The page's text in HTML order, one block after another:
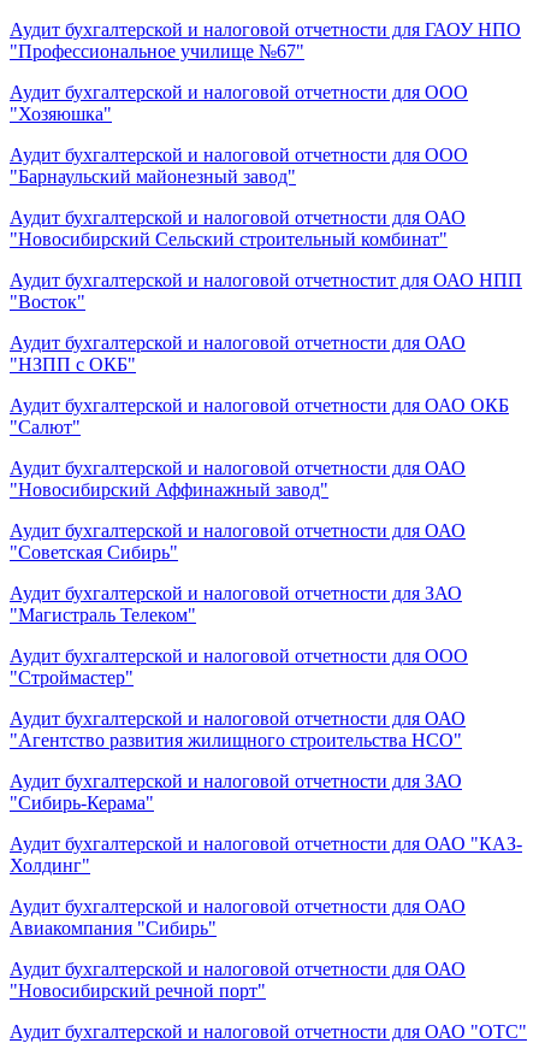
Аудит бухгалтерской и налоговой отчетности для ГАОУ НПО
"Профессиональное училище №67"
Аудит бухгалтерской и налоговой отчетности для ООО
"Хозяюшка"
Аудит бухгалтерской и налоговой отчетности для ООО
"Барнаульский майонезный завод"
Аудит бухгалтерской и налоговой отчетности для ОАО
"Новосибирский Сельский строительный комбинат"
Аудит бухгалтерской и налоговой отчетностит для ОАО НПП
"Восток"
Аудит бухгалтерской и налоговой отчетности для ОАО
"НЗПП с ОКБ"
Аудит бухгалтерской и налоговой отчетности для ОАО ОКБ
"Салют"
Аудит бухгалтерской и налоговой отчетности для ОАО
"Новосибирский Аффинажный завод"
Аудит бухгалтерской и налоговой отчетности для ОАО
"Советская Сибирь"
Аудит бухгалтерской и налоговой отчетности для ЗАО
"Магистраль Телеком"
Аудит бухгалтерской и налоговой отчетности для ООО
"Строймастер"
Аудит бухгалтерской и налоговой отчетности для ОАО
"Агентство развития жилищного строительства НСО"
Аудит бухгалтерской и налоговой отчетности для ЗАО
"Сибирь-Керама"
Аудит бухгалтерской и налоговой отчетности для ОАО "КАЗ-
Холдинг"
Аудит бухгалтерской и налоговой отчетности для ОАО
Авиакомпания "Сибирь"
Аудит бухгалтерской и налоговой отчетности для ОАО
"Новосибирский речной порт"
Аудит бухгалтерской и налоговой отчетности для ОАО "ОТС"